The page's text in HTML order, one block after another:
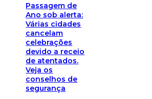
Passagem de
Ano sob alerta:
Várias cidades
cancelam
celebrações
devido a receio
de atentados.
Veja os
conselhos de
segurança